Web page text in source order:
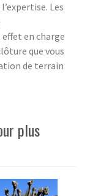
Les
en charge
que vous
de terrain
plus